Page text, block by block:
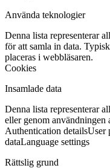
Använda teknologier
Denna lista representerar
för att samla in data.
placeras i webbläsaren.
Cookies
Insamlade data
Denna lista representerar
eller genom användningen
Authentication detailsUser
dataLanguage settings
Rättslig grund